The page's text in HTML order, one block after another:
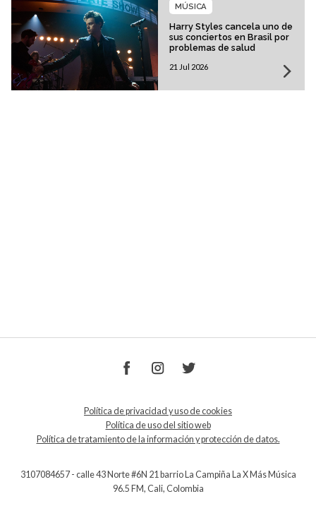
Harry Styles cancela uno de
sus conciertos en Brasil por
problemas de salud
MÚSICA
21 Jul 2026
Política de privacidad y uso de cookies
Política de uso del sitio web
Política de tratamiento de la información y protección de datos.
3107084657 - calle 43 Norte #6N 21 barrio La Campiña La X Más Música
96.5 FM, Cali, Colombia